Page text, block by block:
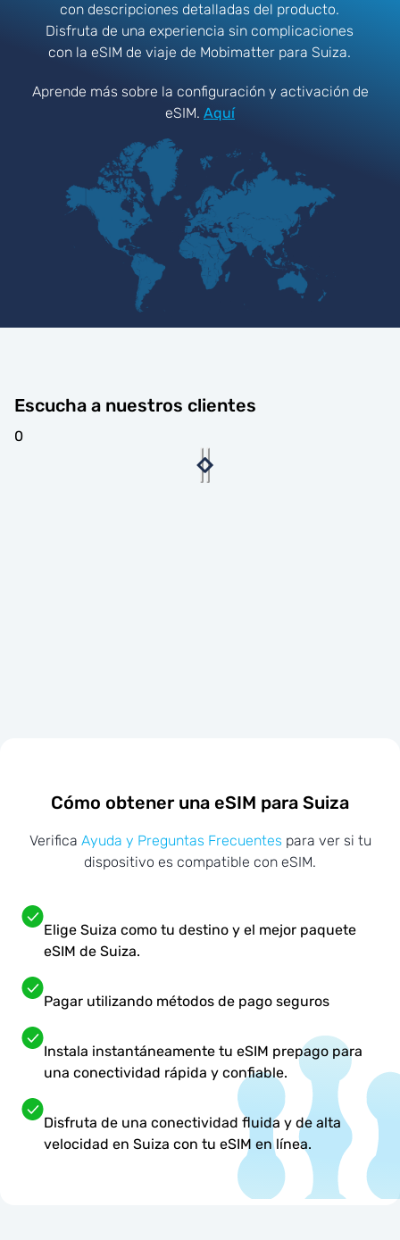
con descripciones detalladas del producto.
Disfruta de una experiencia sin complicaciones
con la eSIM de viaje de Mobimatter para Suiza.
Aprende más sobre la configuración y activación de
eSIM. Aquí
Escucha a nuestros clientes
0
Cómo obtener una eSIM para Suiza
Verifica Ayuda y Preguntas Frecuentes para ver si tu
dispositivo es compatible con eSIM.
Elige Suiza como tu destino y el mejor paquete
eSIM de Suiza.
Pagar utilizando métodos de pago seguros
Instala instantáneamente tu eSIM prepago para
una conectividad rápida y confiable.
Disfruta de una conectividad fluida y de alta
velocidad en Suiza con tu eSIM en línea.